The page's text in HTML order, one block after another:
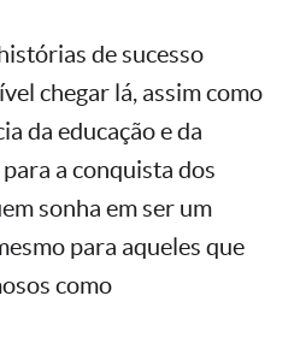
de sucesso
chegar lá, assim como
da educação e da
a conquista dos
sonha em ser um
para aqueles que
como